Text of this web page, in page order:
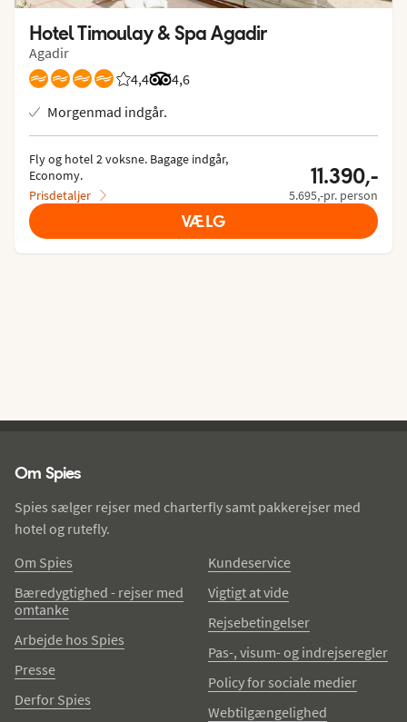
Hotel Timoulay & Spa Agadir
Agadir
4,4
Bedømmelse fra Spies gæster: 4.4/5
4,6
Bedømmelse fra Tripadvisor: 4.6 of 5
Morgenmad indgår.
Fly og hotel 2 voksne. Bagage indgår,
Economy.
Prisdetaljer
11.390,-
5.695,-pr. person
VÆLG
Om Spies
Spies sælger rejser med charterfly samt pakkerejser med
hotel og rutefly.
Om Spies
Bæredygtighed - rejser med
omtanke
Arbejde hos Spies
Presse
Derfor Spies
Kundeservice
Vigtigt at vide
Rejsebetingelser
Pas-, visum- og indrejseregler
Policy for sociale medier
Webtilgængelighed